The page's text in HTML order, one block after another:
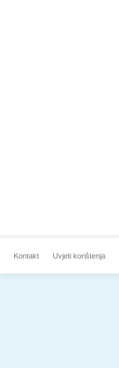
Kontakt Uvjeti korištenja